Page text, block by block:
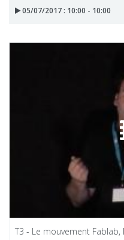
05/07/2017 : 10:00 - 10:00
T3 - Le mouvement